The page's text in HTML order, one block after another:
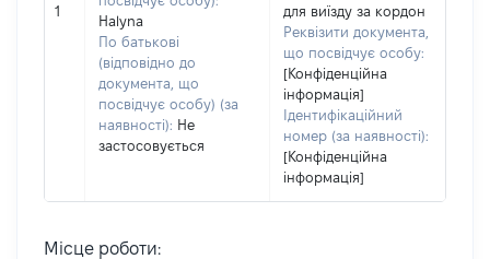
1
Halyna
По батькові
(відповідно до
документа, що
посвідчує особу) (за
наявності): Не
застосовується
для виїзду за кордон
Реквізити документа,
що посвідчує особу:
[Конфіденційна
інформація]
Ідентифікаційний
номер (за наявності):
[Конфіденційна
інформація]
Місце роботи: